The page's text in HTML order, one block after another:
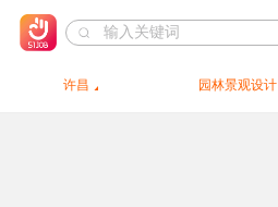
许昌 园林景观设计